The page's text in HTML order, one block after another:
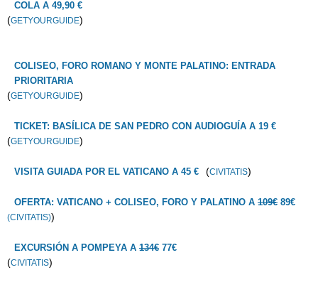
COLA A 49,90 €
(GETYOURGUIDE)
COLISEO, FORO ROMANO Y MONTE PALATINO: ENTRADA
PRIORITARIA
(GETYOURGUIDE)
TICKET: BASÍLICA DE SAN PEDRO CON AUDIOGUÍA A 19 €
(GETYOURGUIDE)
VISITA GUIADA POR EL VATICANO A 45 € (CIVITATIS)
OFERTA: VATICANO + COLISEO, FORO Y PALATINO A 109€ 89€
(CIVITATIS))
EXCURSIÓN A POMPEYA A 134€ 77€
(CIVITATIS)